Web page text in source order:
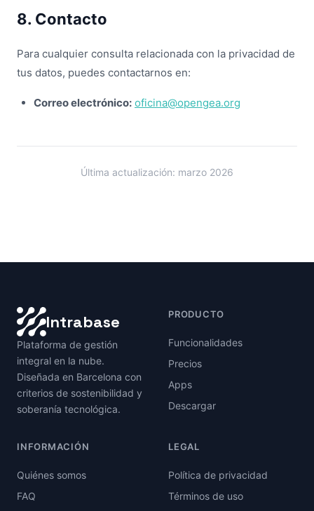
8. Contacto
Para cualquier consulta relacionada con la privacidad de
tus datos, puedes contactarnos en:
Correo electrónico: oficina@opengea.org
Última actualización: marzo 2026
Intrabase
Plataforma de gestión
integral en la nube.
Diseñada en Barcelona con
criterios de sostenibilidad y
soberanía tecnológica.
PRODUCTO
Funcionalidades
Precios
Apps
Descargar
INFORMACIÓN
Quiénes somos
FAQ
LEGAL
Política de privacidad
Términos de uso